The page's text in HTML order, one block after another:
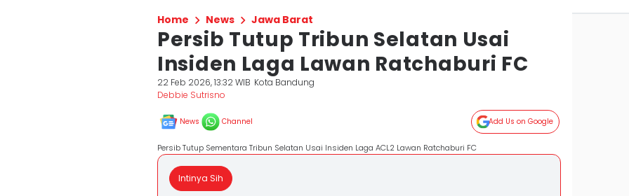
Home News Jawa Barat
Persib Tutup Tribun Selatan Usai
Insiden Laga Lawan Ratchaburi FC
22 Feb 2026, 13:32 WIB Kota Bandung
Debbie Sutrisno
News Channel Add Us on Google
Persib Tutup Sementara Tribun Selatan Usai Insiden Laga ACL2 Lawan Ratchaburi FC
Intinya Sih